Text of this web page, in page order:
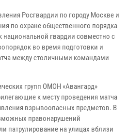
Росгвардии по городу Москве и
по охране общественного порядка
национальной гвардии совместно с
во время подготовки и
между столичными командами
групп ОМОН «Авангард»
к месту проведения матча
взрывоопасных предметов. В
правонарушений
патрулирование на улицах вблизи